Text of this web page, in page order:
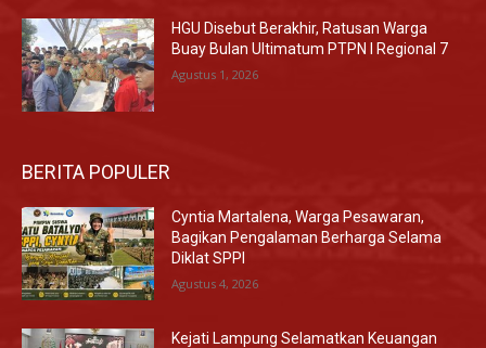
HGU Disebut Berakhir, Ratusan Warga
Buay Bulan Ultimatum PTPN I Regional 7
Agustus 1, 2026
BERITA POPULER
Cyntia Martalena, Warga Pesawaran,
Bagikan Pengalaman Berharga Selama
Diklat SPPI
Agustus 4, 2026
Kejati Lampung Selamatkan Keuangan